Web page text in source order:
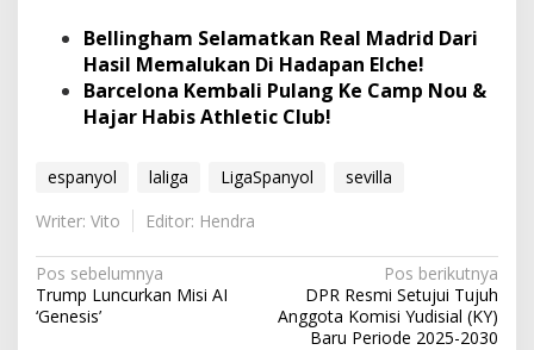
Bellingham Selamatkan Real Madrid Dari
Hasil Memalukan Di Hadapan Elche!
Barcelona Kembali Pulang Ke Camp Nou &
Hajar Habis Athletic Club!
espanyol laliga LigaSpanyol
sevilla
Writer: Vito
Editor: Hendra
N
a
Pos sebelumnya
Trump Luncurkan Misi AI
‘Genesis’
Pos berikutnya
DPR Resmi Setujui Tujuh
Anggota Komisi Yudisial (KY)
Baru Periode 2025-2030